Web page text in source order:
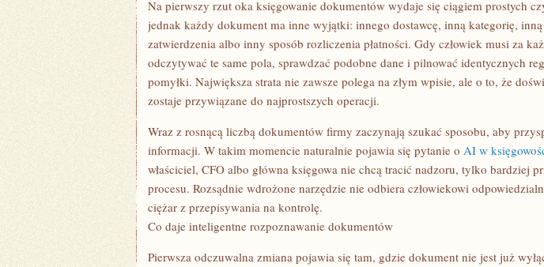
Na pierwszy rzut oka księgowanie dokumentów wydaje się ciągiem prostych
jednak każdy dokument ma inne wyjątki: innego dostawcę, inną kategorię,
zatwierdzenia albo inny sposób rozliczenia płatności. Gdy człowiek musi za
odczytywać te same pola, sprawdzać podobne dane i pilnować identycznych
pomyłki. Największa strata nie zawsze polega na złym wpisie, ale o to, że
zostaje przywiązane do najprostszych operacji.
Wraz z rosnącą liczbą dokumentów firmy zaczynają szukać sposobu, aby
informacji. W takim momencie naturalnie pojawia się pytanie o AI w
właściciel, CFO albo główna księgowa nie chcą tracić nadzoru, tylko bardziej
procesu. Rozsądnie wdrożone narzędzie nie odbiera człowiekowi
ciężar z przepisywania na kontrolę.
Co daje inteligentne rozpoznawanie dokumentów
Pierwsza odczuwalna zmiana pojawia się tam, gdzie dokument nie jest już